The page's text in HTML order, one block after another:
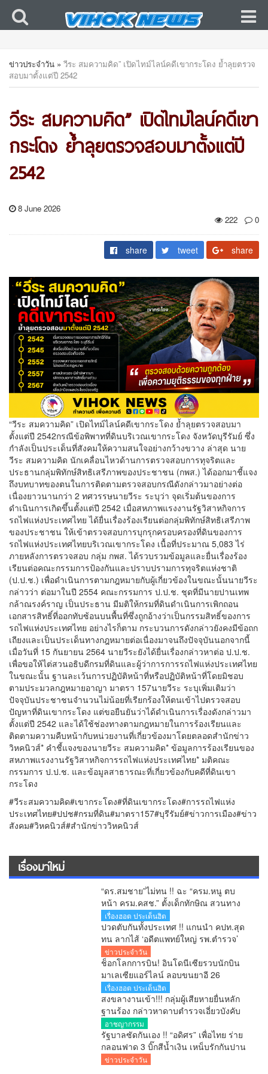
ข่าวประจำวัน » วีระ สมความคิด” เปิดไทม์ไลน์คดีเขากระโดง ย้ำลุยตรวจ
สอบมาตั้งแต่ปี 2542
วีระ สมความคิด” เปิดไทม์ไลน์คดีเขา
กระโดง ย้ำลุยตรวจสอบมาตั้งแต่ปี
2542
8 June 2026
222
0
share tweet share
“วีระ สมความคิด” เปิดไทม์ไลน์คดีเขากระโดง ย้ำลุยตรวจสอบมา
ตั้งแต่ปี 2542กรณีข้อพิพาทที่ดินบริเวณเขากระโดง จังหวัดบุรีรัมย์ ซึ่ง
กำลังเป็นประเด็นที่สังคมให้ความสนใจอย่างกว้างขวาง ล่าสุด นาย
วีระ สมความคิด นักเคลื่อนไหวด้านการตรวจสอบการทุจริตและ
ประธานกลุ่มพิทักษ์สิทธิเสรีภาพของประชาชน (กพส.) ได้ออกมาชี้แจง
ถึงบทบาทของตนในการติดตามตรวจสอบกรณีดังกล่าวมาอย่างต่อ
เนื่องยาวนานกว่า 2 ทศวรรษนายวีระ ระบุว่า จุดเริ่มต้นของการ
ดำเนินการเกิดขึ้นตั้งแต่ปี 2542 เมื่อสหภาพแรงงานรัฐวิสาหกิจการ
รถไฟแห่งประเทศไทย ได้ยื่นเรื่องร้องเรียนต่อกลุ่มพิทักษ์สิทธิเสรีภาพ
ของประชาชน ให้เข้าตรวจสอบการบุกรุกครอบครองที่ดินของการ
รถไฟแห่งประเทศไทยบริเวณเขากระโดง เนื้อที่ประมาณ 5,083 ไร่
ภายหลังการตรวจสอบ กลุ่ม กพส. ได้รวบรวมข้อมูลและยื่นเรื่องร้อง
เรียนต่อคณะกรรมการป้องกันและปราบปรามการทุจริตแห่งชาติ
(ป.ป.ช.) เพื่อดำเนินการตามกฎหมายกับผู้เกี่ยวข้องในขณะนั้นนายวีระ
กล่าวว่า ต่อมาในปี 2554 คณะกรรมการ ป.ป.ช. ชุดที่มีนายปานเทพ
กล้าณรงค์ราญ เป็นประธาน มีมติให้กรมที่ดินดำเนินการเพิกถอน
เอกสารสิทธิ์ที่ออกทับซ้อนบนพื้นที่ซึ่งถูกอ้างว่าเป็นกรรมสิทธิ์ของการ
รถไฟแห่งประเทศไทย อย่างไรก็ตาม กระบวนการดังกล่าวยังคงมีข้อถก
เถียงและเป็นประเด็นทางกฎหมายต่อเนื่องมาจนถึงปัจจุบันนอกจากนี้
เมื่อวันที่ 15 กันยายน 2564 นายวีระยังได้ยื่นเรื่องกล่าวหาต่อ ป.ป.ช.
เพื่อขอให้ไต่สวนอธิบดีกรมที่ดินและผู้ว่าการการรถไฟแห่งประเทศไทย
ในขณะนั้น ฐานละเว้นการปฏิบัติหน้าที่หรือปฏิบัติหน้าที่โดยมิชอบ
ตามประมวลกฎหมายอาญา มาตรา 157นายวีระ ระบุเพิ่มเติมว่า
ปัจจุบันประชาชนจำนวนไม่น้อยที่เรียกร้องให้ตนเข้าไปตรวจสอบ
ปัญหาที่ดินเขากระโดง แต่ขอยืนยันว่าได้ดำเนินการเรื่องดังกล่าวมา
ตั้งแต่ปี 2542 และได้ใช้ช่องทางตามกฎหมายในการร้องเรียนและ
ติดตามความคืบหน้ากับหน่วยงานที่เกี่ยวข้องมาโดยตลอดสำนักข่าว
วิหคนิวส์* คำชี้แจงของนายวีระ สมความคิด* ข้อมูลการร้องเรียนของ
สหภาพแรงงานรัฐวิสาหกิจการรถไฟแห่งประเทศไทย* มติคณะ
กรรมการ ป.ป.ช. และข้อมูลสาธารณะที่เกี่ยวข้องกับคดีที่ดินเขา
กระโดง
#วีระสมความคิด#เขากระโดง#ที่ดินเขากระโดง#การรถไฟแห่ง
ประเทศไทย#ปปช#กรมที่ดิน#มาตรา157#บุรีรัมย์#ข่าวการเมือง#ข่าว
สังคม#วิหคนิวส์#สำนักข่าววิหคนิวส์
เรื่องมาใหม่
“ดร.สมชาย”ไม่ทน !! ฉะ “ครม.หนู ตบ
หน้า ครม.คสช.” ตั้งเด็กทักษิณ สวนทาง
ปฏิรูปประเทศ-ยุทธศาสตร์ชาติ
เรื่องฮอต ประเด็นฮิต
ปวดตับกันทั้งประเทศ !! แกนนำ คปท.สุด
ทน ลากไส้ ‘อดีตแพทย์ใหญ่ รพ.ตำรวจ’
เลื่อนยศ พล.ต.อ. พร้อมดัน ‘ผกก.หนุ่ย’ ขึ้น
ผอ.ป.ย.ป. เทียบชั้น C11 สำนักนายกฯ!!
สมัยอนุทิน
ข่าวประจำวัน
ช็อกโลกการบิน! อินโดนีเซียรวบนักบิน
มาเลเซียแอร์ไลน์ ลอบขนยาอี 26
กิโลกรัม คาสนามบิน
เรื่องฮอต ประเด็นฮิต
สงขลางานเข้า!!! กลุ่มผู้เสียหายยื่นหลัก
ฐานร้อง กล่าวหาดาบตำรวจเอี่ยวบังคับ
ถ่ายคลิปอนาจาร ขู่ยัดยา มีผู้เสียหาย
หลายราย เร่งตรวจสอบ
อาชญากรรม
รัฐบาลซัดกันเอง !! “อดิศร” เพื่อไทย ร่าย
กลอนฟาด 3 บิ๊กสีน้ำเงิน เหน็บรักกันปาน
จะกลืน “เขากระโดง”
ข่าวประจำวัน